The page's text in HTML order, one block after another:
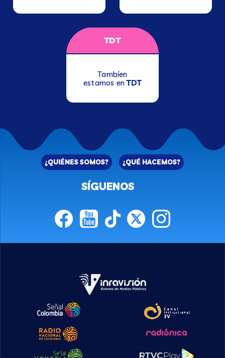
TDT
Tambíen
estamos enTDT
¿QUIÉNES SOMOS? ¿QUÉ HACEMOS?
SÍGUENOS